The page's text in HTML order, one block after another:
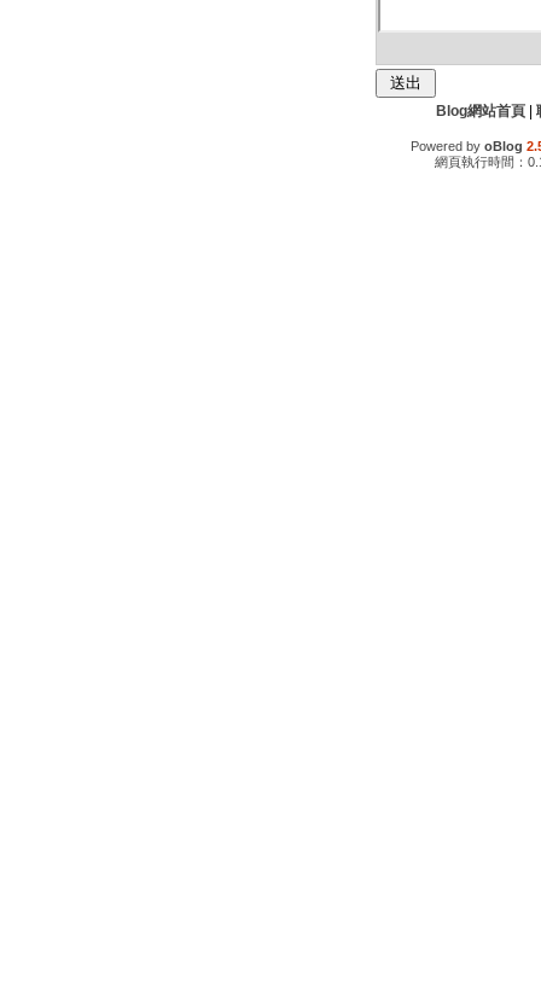
Blog網站首頁|
Powered by oBlog
網頁執行時間：